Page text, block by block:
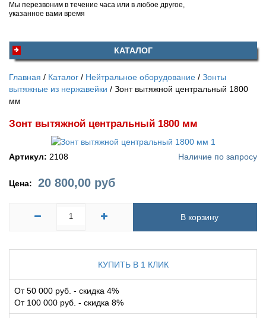
Мы перезвоним в течение часа или в любое другое,
указанное вами время
КАТАЛОГ
Главная Каталог Нейтральное оборудование
Зонты
вытяжные из нержавейки
Зонт вытяжной центральный 1800
мм
Зонт вытяжной центральный 1800 мм
Артикул: 2108 Наличие по запросу
Цена: 20 800,00 руб
В корзину
КУПИТЬ В 1 КЛИК
От 50 000 руб. - скидка 4%
От 100 000 руб. - скидка 8%